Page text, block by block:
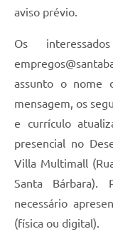
Links
Enquete
Jornal
Contato
Plano Municipal de
Plano de Contratações
aviso prévio.
Os
assunto o nome
mensagem, os
e currículo
presencial no
Villa Multimall
Santa Bárbara).
necessário
(física ou digital).